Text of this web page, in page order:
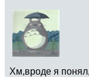
Хм,вроде я